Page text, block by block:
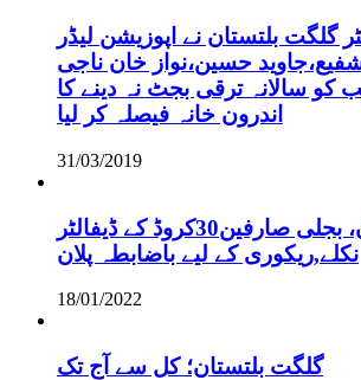
گلگت بلتستان نے اپوزیشن لیڈر
حسین،نواز خان ناجی
کو سالانہ ترقی بجٹ نہ دینے کا
اندرون خانہ فیصلہ کر لیا
31/03/2019
گلگت بلتستان، بجلی صارفین30کروڈ کے ڈیفالٹر
نکلے,ریکوری کے لیے باضابطہ پلان
18/01/2022
گلگت بلتستان؛ کل سے آج تک